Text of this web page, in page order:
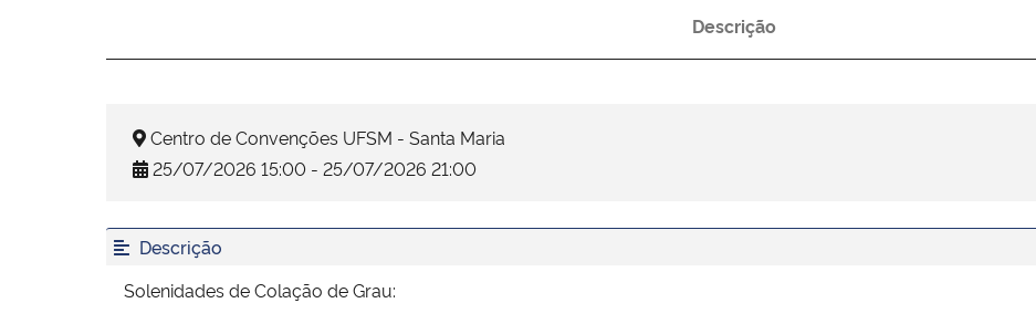
Descrição
Centro de Convenções UFSM - Santa Maria
25/07/2026 15:00 - 25/07/2026 21:00
Descrição
Solenidades de Colação de Grau: